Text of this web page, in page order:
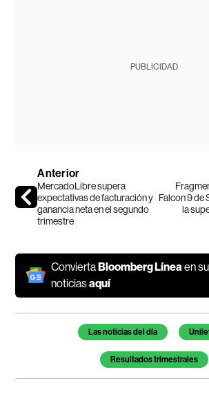
PUBLICIDAD
Anterior
MercadoLibre supera
expectativas de facturación y
ganancia neta en el segundo
trimestre
Falcon 9 de
la
ConviertaBloomberg Línea en
noticiasaquí
Temas de este artículo
Las noticias del día
Resultados trimestrales